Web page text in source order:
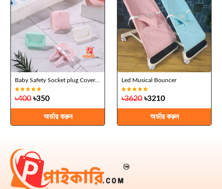
Baby Safety Socket plug Cover (15 pes)
৳400 ৳350
অর্ডার করুন
Led Musical Bouncer
৳3620 ৳3210
অর্ডার করুন